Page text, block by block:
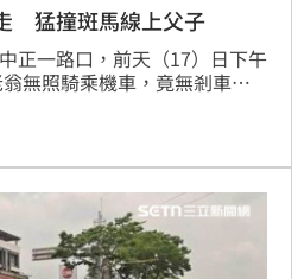
猛撞斑馬線上父子
正一路口，前天（17）日下午
無照騎乘機車，竟無剎車猛
後並無大礙，警方獲報到場，
項第1款，對他開罰1.8萬至3.6